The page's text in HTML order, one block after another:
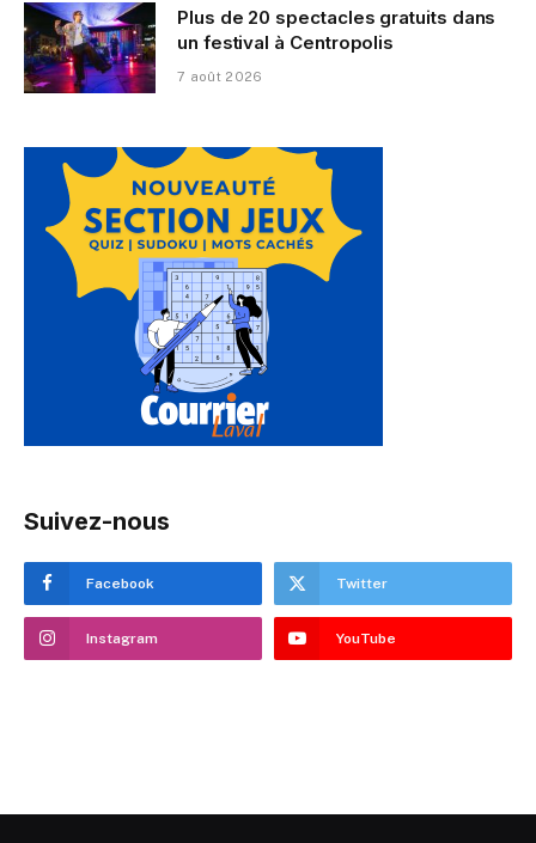
Plus de 20 spectacles gratuits dans
un festival à Centropolis
7 août 2026
Suivez-nous
Facebook Twitter
Instagram YouTube